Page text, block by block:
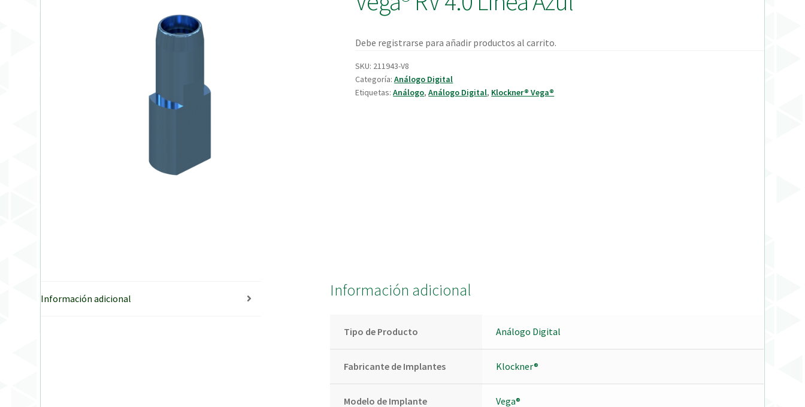
Debe registrarse para añadir productos al carrito.
SKU: 211943-V8
Categoría:Análogo Digital
Etiquetas:Análogo,Análogo Digital, Klockner® Vega®
Información adicional Información adicional
Tipo de Producto Análogo Digital
Fabricante de Implantes Klockner®
Modelo de Implante Vega®